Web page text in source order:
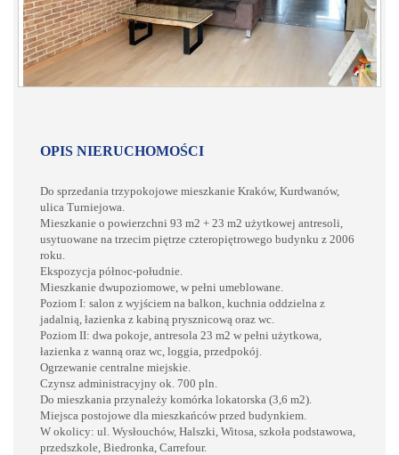
OPIS NIERUCHOMOŚCI
Do sprzedania trzypokojowe mieszkanie Kraków, Kurdwanów,
ulica Turniejowa.
Mieszkanie o powierzchni 93 m2 + 23 m2 użytkowej antresoli,
usytuowane na trzecim piętrze czteropiętrowego budynku z 2006
roku.
Ekspozycja północ-południe.
Mieszkanie dwupoziomowe, w pełni umeblowane.
Poziom I: salon z wyjściem na balkon, kuchnia oddzielna z
jadalnią, łazienka z kabiną prysznicową oraz wc.
Poziom II: dwa pokoje, antresola 23 m2 w pełni użytkowa,
łazienka z wanną oraz wc, loggia, przedpokój.
Ogrzewanie centralne miejskie.
Czynsz administracyjny ok. 700 pln.
Do mieszkania przynależy komórka lokatorska (3,6 m2).
Miejsca postojowe dla mieszkańców przed budynkiem.
W okolicy: ul. Wysłouchów, Halszki, Witosa, szkoła podstawowa,
przedszkole, Biedronka, Carrefour.